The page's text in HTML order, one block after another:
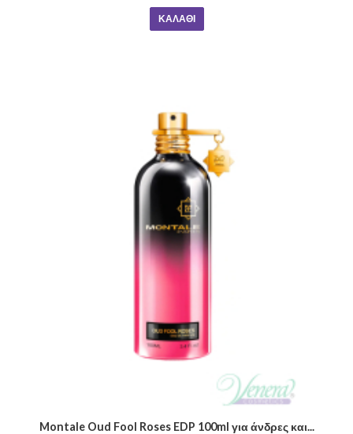
ΚΑΛΆΘΙ
Montale Oud Fool Roses EDP 100ml για άνδρες και...